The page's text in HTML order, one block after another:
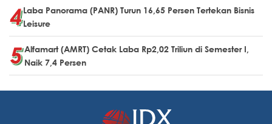
Laba Panorama (PANR) Turun 16,65 Persen Tertekan Bisnis
Leisure
Alfamart (AMRT) Cetak Laba Rp2,02 Triliun di Semester I,
Naik 7,4 Persen